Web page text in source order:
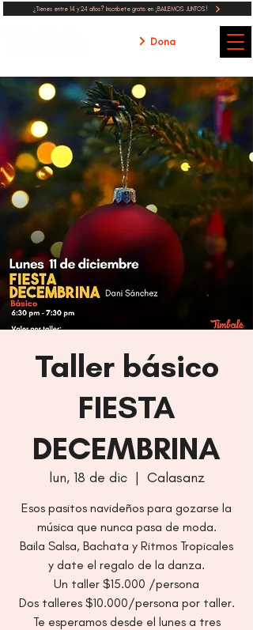
¿Tienes entre 14 y 24 años? Inscribete gratis en ¡BAILEMOS JUNTOS!
Dona
Taller básico
FIESTA
DECEMBRINA
lun, 18 de dic
  |
Calasanz
Esos pasitos navideños para gozarse la
música que nunca pasa de moda.
Baila Salsa, Bachata y Ritmos Tropicales
y date el regalo de la danza.
Un taller $15.000 /persona
Dos talleres $10.000/persona por taller.
Te esperamos desde el lunes a tres